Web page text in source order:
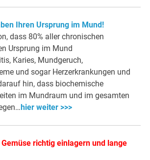
Ihren Ursprung im Mund!
dass 80% aller chronischen
Ursprung im Mund
Karies, Mundgeruch,
und sogar Herzerkrankungen und
hin, dass biochemische
im Mundraum und im gesamten
hier weiter >>>
Gemüse richtig einlagern und lange